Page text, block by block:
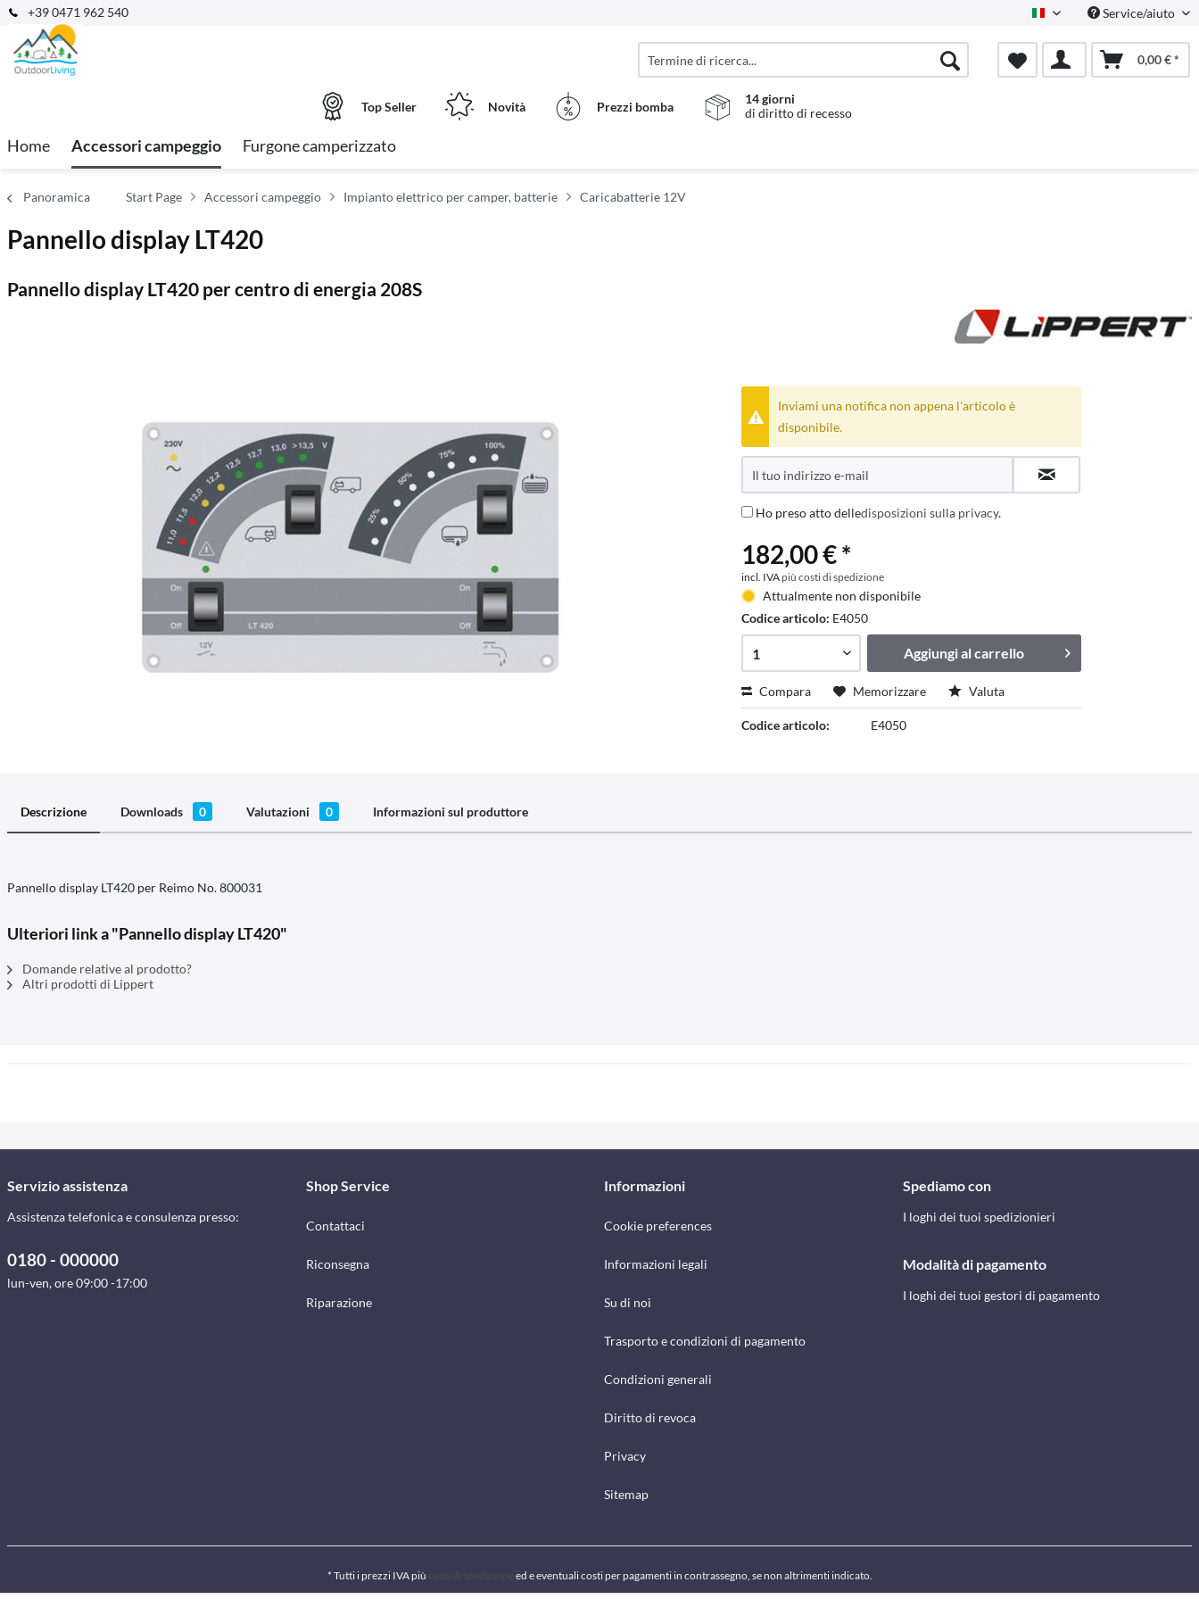
+39 0471 962 540 ItalienischService/aiuto
0,00 € *
Top Seller Novità Prezzi bomba
14 giorni
di diritto di recesso
Home Accessori campeggio Furgone camperizzato
Panoramica Start Page Accessori campeggio Impianto elettrico per camper, batterie Caricabatterie 12V
Pannello display LT420
Pannello display LT420 per centro di energia 208S
Inviami una notifica non appena l'articolo è
disponibile.
Ho preso atto delledisposizioni sulla privacy.
182,00 € *
incl. IVA più costi di spedizione
Attualmente non disponibile
Codice articolo: E4050
Aggiungi alcarrello
Compara Memorizzare Valuta
Codice articolo: E4050
Descrizione Downloads 0 Valutazioni 0 Informazioni sul produttore
Pannello display LT420 per Reimo No. 800031
Ulteriori link a "Pannello display LT420"
Domande relative al prodotto?
Altri prodotti di Lippert
Servizio assistenza
Assistenza telefonica e consulenza presso:
0180 - 000000
lun-ven, ore 09:00 -17:00
Shop Service
Contattaci
Riconsegna
Riparazione
Informazioni
Cookie preferences
Informazioni legali
Su di noi
Trasporto e condizioni di pagamento
Condizioni generali
Diritto di revoca
Privacy
Sitemap
Spediamo con
I loghi dei tuoi spedizionieri
Modalità di pagamento
I loghi dei tuoi gestori di pagamento
* Tutti i prezzi IVA più ed e eventuali costi per pagamenti in contrassegno, se non altrimenti indicato.